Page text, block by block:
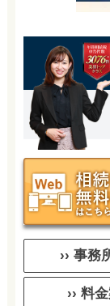
›› 事務
›› 料